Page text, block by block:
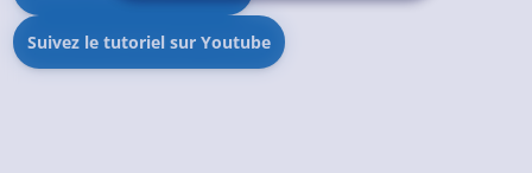
Suivez le tutoriel sur Youtube